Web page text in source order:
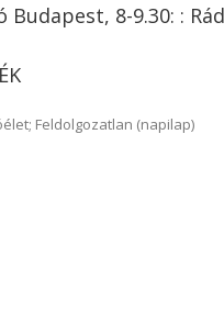
Budapest, 8-9.30: :
Feldolgozatlan (napilap)